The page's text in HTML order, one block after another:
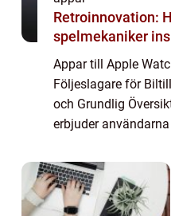
Retroinnovation:
spelmekaniker
Appar till Apple
Följeslagare för
och Grundlig
erbjuder
accesspunkt till
direkt på sin h...